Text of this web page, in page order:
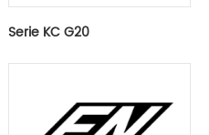
Serie KC G20